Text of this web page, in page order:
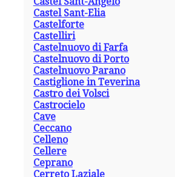
Castel Sant-Elia
Castelforte
Castelliri
Castelnuovo di Farfa
Castelnuovo di Porto
Castelnuovo Parano
Castiglione in Teverina
Castro dei Volsci
Castrocielo
Cave
Ceccano
Celleno
Cellere
Ceprano
Cerreto Laziale